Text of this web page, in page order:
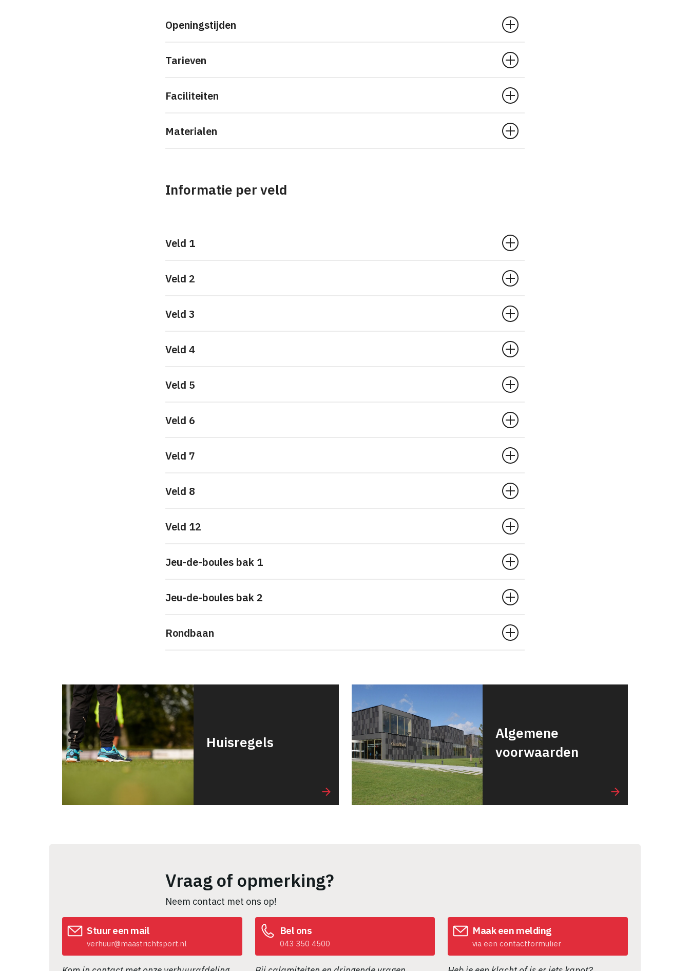
Openingstijden
Tarieven
Faciliteiten
Materialen
Informatie per veld
Veld 1
Veld 2
Veld 3
Veld 4
Veld 5
Veld 6
Veld 7
Veld 8
Veld 12
Jeu-de-boules bak 1
Jeu-de-boules bak 2
Rondbaan
Huisregels
Algemene
voorwaarden
Vraag of opmerking?
Neem contact met ons op!
Stuur een mail
verhuur@maastrichtsport.nl
Bel ons
043 350 4500
Maak een melding
via een contactformulier